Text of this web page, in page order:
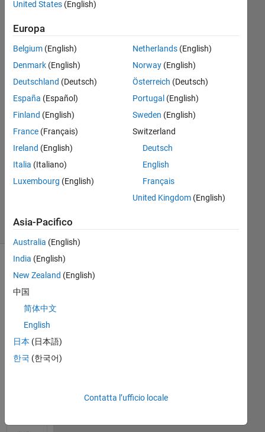
Narke
27 Feb
2019
1
Risposta
accettata
Aggiornato
(30 giorni)
commenti
meno
recenti
Hi,
United States (English)
Europa
Belgium (English)
Denmark (English)
Deutschland (Deutsch)
España (Español)
Finland (English)
France (Français)
Ireland (English)
Italia (Italiano)
Luxembourg (English)
Netherlands(English)
Norway(English)
Österreich (Deutsch)
Portugal (English)
Sweden (English)
Switzerland
Deutsch
English
Français
United Kingdom(English)
Asia-Pacifico
Australia (English)
India (English)
New Zealand (English)
中国
简体中文
English
日本 (日本語)
한국 (한국어)
Contatta l’ufficio locale